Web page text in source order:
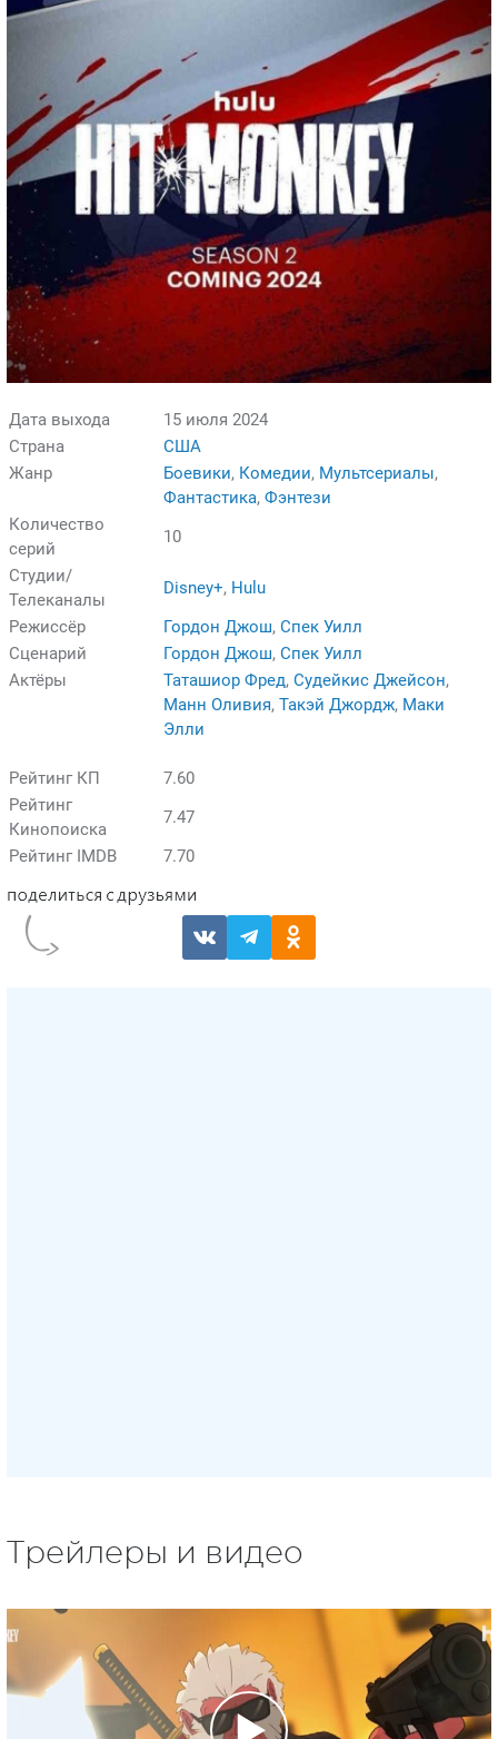
Дата выхода
15 июля 2024
Страна
США
Жанр
Боевики, Комедии, Мультсериалы,
Фантастика, Фэнтези
Количество
серий
10
Студии/
Телеканалы
Disney+, Hulu
Режиссёр
Гордон Джош, Спек Уилл
Сценарий
Гордон Джош, Спек Уилл
Актёры
Таташиор Фред, Судейкис Джейсон,
Манн Оливия, Такэй Джордж, Маки
Элли
Рейтинг КП
7.60
Рейтинг
Кинопоиска
7.47
Рейтинг IMDB
7.70
Трейлеры и видео